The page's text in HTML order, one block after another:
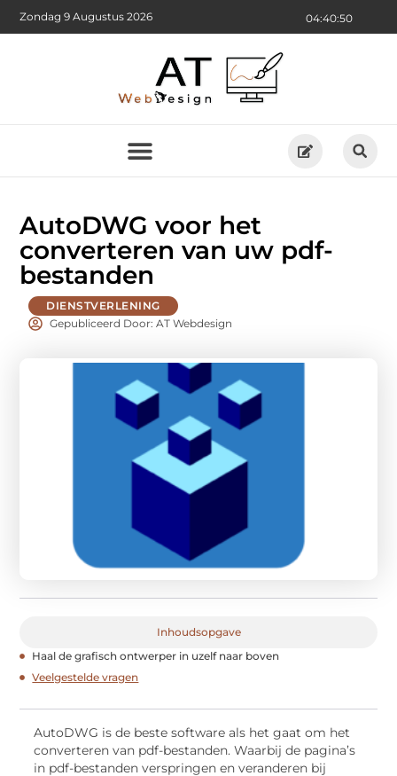
04:40:51
Zondag 9 Augustus 2026
AutoDWG voor het
converteren van uw pdf-
bestanden
DIENSTVERLENING
Gepubliceerd Door: AT Webdesign
Inhoudsopgave
Haal de grafisch ontwerper in uzelf naar boven
Veelgestelde vragen
AutoDWG is de beste software als het gaat om het
converteren van pdf-bestanden. Waarbij de pagina’s
in pdf-bestanden verspringen en veranderen bij